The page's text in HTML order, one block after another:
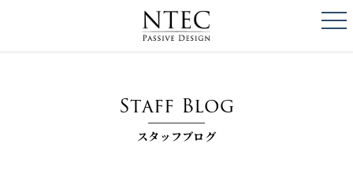
Staff Blog
スタッフブログ